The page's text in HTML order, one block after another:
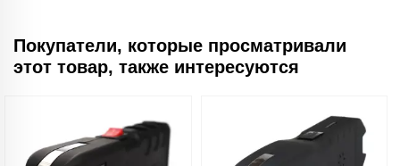
Покупатели, которые просматривали
этот товар, также интересуются